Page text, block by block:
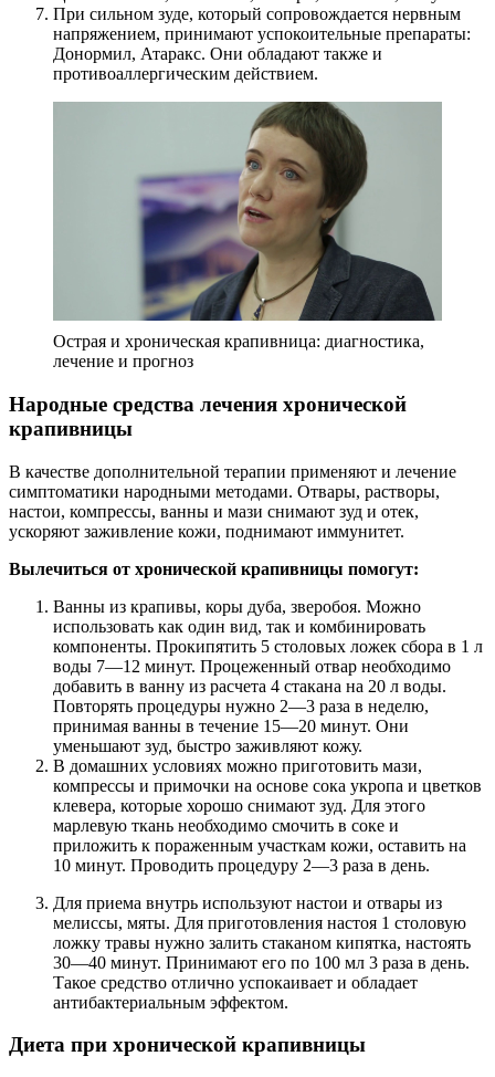
При сильном зуде, который сопровождается нервным
напряжением, принимают успокоительные препараты:
Донормил, Атаракс. Они обладают также и
противоаллергическим действием.
Острая и хроническая крапивница: диагностика,
лечение и прогноз
Народные средства лечения хронической
крапивницы
В качестве дополнительной терапии применяют и лечение
симптоматики народными методами. Отвары, растворы,
настои, компрессы, ванны и мази снимают зуд и отек,
ускоряют заживление кожи, поднимают иммунитет.
Вылечиться от хронической крапивницы помогут:
Ванны из крапивы, коры дуба, зверобоя. Можно
использовать как один вид, так и комбинировать
компоненты. Прокипятить 5 столовых ложек сбора в 1 л
воды 7—12 минут. Процеженный отвар необходимо
добавить в ванну из расчета 4 стакана на 20 л воды.
Повторять процедуры нужно 2—3 раза в неделю,
принимая ванны в течение 15—20 минут. Они
уменьшают зуд, быстро заживляют кожу.
В домашних условиях можно приготовить мази,
компрессы и примочки на основе сока укропа и цветков
клевера, которые хорошо снимают зуд. Для этого
марлевую ткань необходимо смочить в соке и
приложить к пораженным участкам кожи, оставить на
10 минут. Проводить процедуру 2—3 раза в день.
Для приема внутрь используют настои и отвары из
мелиссы, мяты. Для приготовления настоя 1 столовую
ложку травы нужно залить стаканом кипятка, настоять
30—40 минут. Принимают его по 100 мл 3 раза в день.
Такое средство отлично успокаивает и обладает
антибактериальным эффектом.
Диета при хронической крапивницы